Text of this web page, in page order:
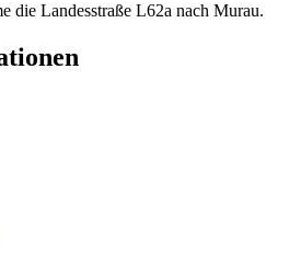
die Landesstraße L62a nach Murau.